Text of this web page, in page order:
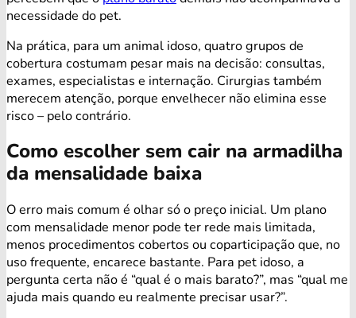
necessidade do pet.
Na prática, para um animal idoso, quatro grupos de
cobertura costumam pesar mais na decisão: consultas,
exames, especialistas e internação. Cirurgias também
merecem atenção, porque envelhecer não elimina esse
risco – pelo contrário.
Como escolher sem cair na armadilha
da mensalidade baixa
O erro mais comum é olhar só o preço inicial. Um plano
com mensalidade menor pode ter rede mais limitada,
menos procedimentos cobertos ou coparticipação que, no
uso frequente, encarece bastante. Para pet idoso, a
pergunta certa não é “qual é o mais barato?”, mas “qual me
ajuda mais quando eu realmente precisar usar?”.